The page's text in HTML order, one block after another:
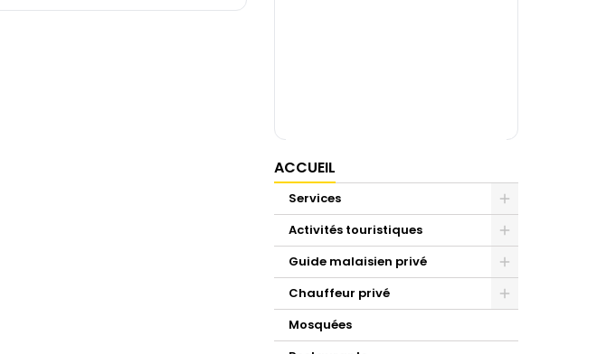
ACCUEIL
Services
Activités touristiques
Guide malaisien privé
Chauffeur privé
Mosquées